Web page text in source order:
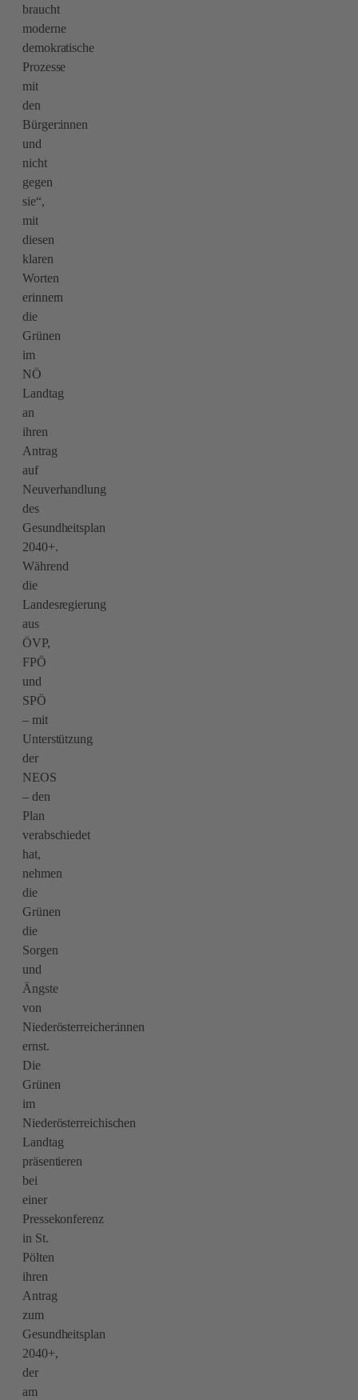
braucht
moderne
demokratische
Prozesse
mit
den
Bürger:innen
und
nicht
gegen
sie“,
mit
diesen
klaren
Worten
erinnern
die
Grünen
im
NÖ
Landtag
an
ihren
Antrag
auf
Neuverhandlung
des
Gesundheitsplan
2040+.
Während
die
Landesregierung
aus
ÖVP,
FPÖ
und
SPÖ
– mit
Unterstützung
der
NEOS
– den
Plan
verabschiedet
hat,
nehmen
die
Grünen
die
Sorgen
und
Ängste
von
Niederösterreicher:innen
ernst.
Die
Grünen
im
Niederösterreichischen
Landtag
präsentieren
bei
einer
Pressekonferenz
in St.
Pölten
ihren
Antrag
zum
Gesundheitsplan
2040+,
der
am